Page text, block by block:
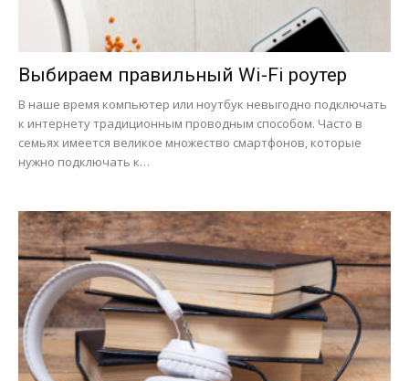
Выбираем правильный Wi-Fi роутер
В наше время компьютер или ноутбук невыгодно подключать
к интернету традиционным проводным способом. Часто в
семьях имеется великое множество смартфонов, которые
нужно подключать к…